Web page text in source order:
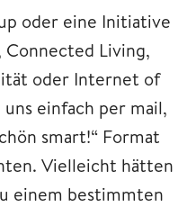
oder eine Initiative
Living,
oder Internet of
einfach per mail,
smart!“ Format
Vielleicht hätten
einem bestimmten